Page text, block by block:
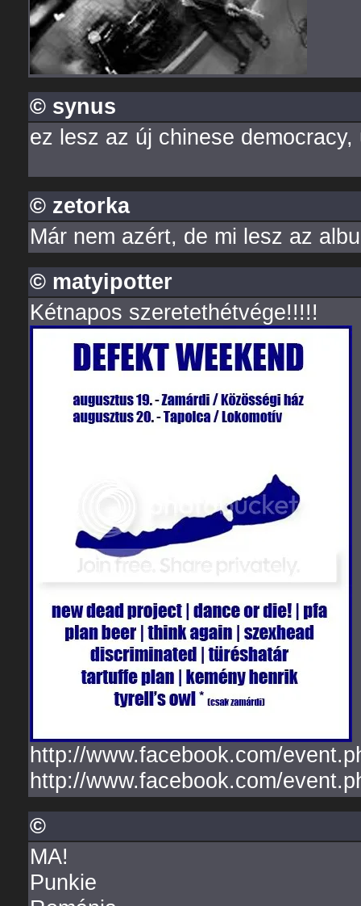
© synus
ez lesz az új chinese
© zetorka
Már nem azért, de mi lesz az
© matyipotter
Kétnapos szeretethétvége!!!!!
http://www.facebook.com/
http://www.facebook.com/
©
MA!
Punkie